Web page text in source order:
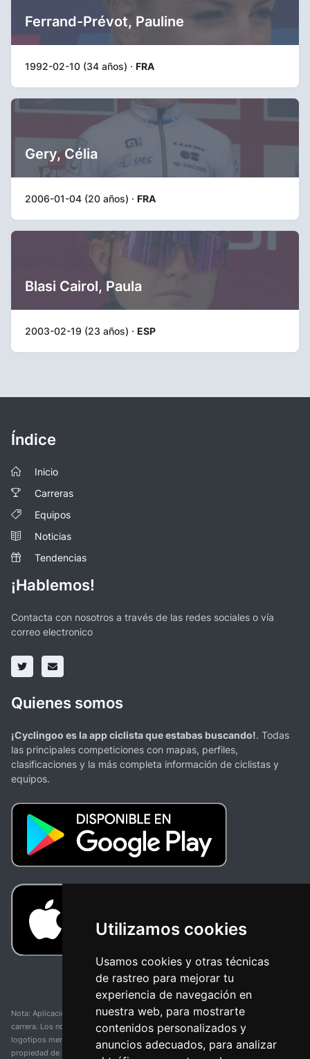
Utilizamos cookies
Usamos cookies y otras técnicas
de rastreo para mejorar tu
experiencia de navegación en
nuestra web, para mostrarte
contenidos personalizados y
anuncios adecuados, para analizar
Ferrand-Prévot, Pauline
1992-02-10 (34 años) · FRA
Gery, Célia
2006-01-04 (20 años) · FRA
Blasi Cairol, Paula
2003-02-19 (23 años) · ESP
Índice
Inicio
Carreras
Equipos
Noticias
Tendencias
¡Hablemos!
Contacta con nosotros a través de las redes sociales o vía
correo electronico
Quienes somos
¡Cyclingoo es la app ciclista que estabas buscando!. Todas
las principales competiciones con mapas, perfiles,
clasificaciones y la más completa información de ciclistas y
equipos.
Nota: Aplicación y web no oficial y no relacionada con ninguna organización o
carrera. Los nombres de equipos, competiciones, marcas comerciales y
logotipos mencionados en esta página de resultados de ciclismo son
propiedad de sus respectivos dueños. No tenemos afiliación, patrocinio ni